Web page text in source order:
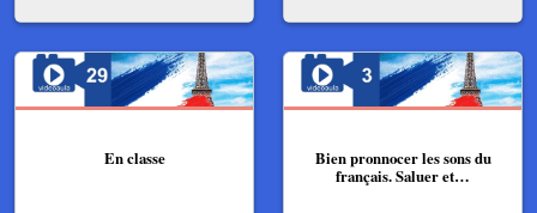
En classe
Bien pronnocer les sons du
français. Saluer et…